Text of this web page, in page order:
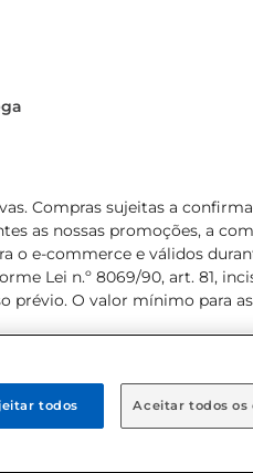
Compras sujeitas a
as nossas promoções, a
o e-commerce e válidos
Lei n.º 8069/90, art. 81,
prévio. O valor mínimo para
todos Aceitar todos os